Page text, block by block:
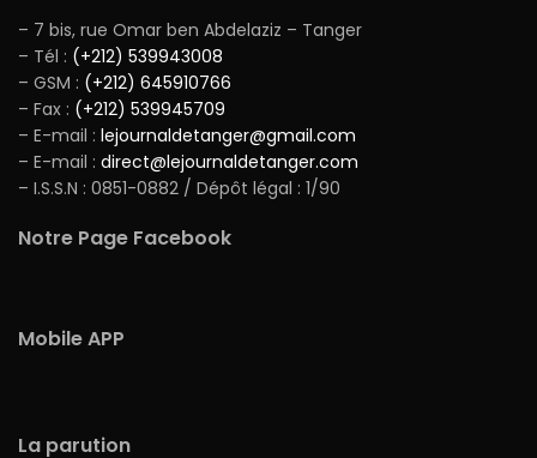
– 7 bis, rue Omar ben Abdelaziz – Tanger
– Tél : (+212) 539943008
– GSM : (+212) 645910766
– Fax : (+212) 539945709
– E-mail : lejournaldetanger@gmail.com
– E-mail : direct@lejournaldetanger.com
– I.S.S.N : 0851-0882 / Dépôt légal : 1/90
Notre Page Facebook
Mobile APP
La parution